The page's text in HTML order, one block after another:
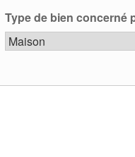
Type de bien concerné